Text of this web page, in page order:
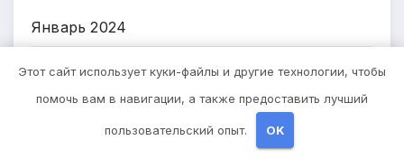
Январь 2024
Декабрь 2023
Этот сайт использует куки-файлы и другие технологии, чтобы
помочь вам в навигации, а также предоставить лучший
пользовательский опыт. OK